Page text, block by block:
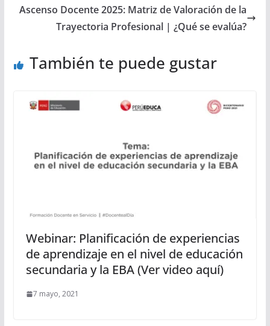
Ascenso Docente 2025: Matriz de Valoración de la
Trayectoria Profesional | ¿Qué se evalúa?
También te puede gustar
Webinar: Planificación de experiencias
de aprendizaje en el nivel de educación
secundaria y la EBA (Ver video aquí)
7 mayo, 2021